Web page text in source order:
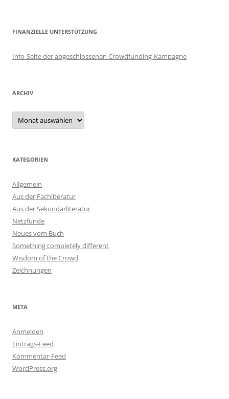
FINANZIELLE UNTERSTÜTZUNG
Info-Seite der abgeschlossenen Crowdfunding-Kampagne
ARCHIV
Archiv
KATEGORIEN
Allgemein
Aus der Fachliteratur
Aus der Sekundärliteratur
Netzfunde
Neues vom Buch
Something completely different
Wisdom of the Crowd
Zeichnungen
META
Anmelden
Eintrags-Feed
Kommentar-Feed
WordPress.org